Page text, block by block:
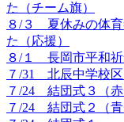
た（チーム旗）
８/３ 夏休みの体育
た（応援）
８/１ 長岡市平和
７/31 北辰中学校
７/24 結団式３（
７/24 結団式２（